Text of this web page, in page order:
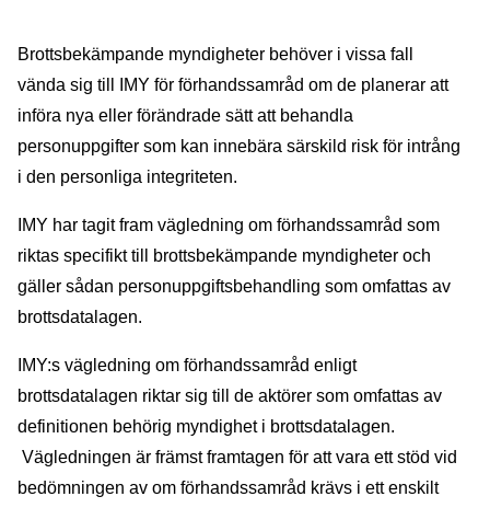
Brottsbekämpande myndigheter behöver i vissa fall
vända sig till IMY för förhandssamråd om de planerar att
införa nya eller förändrade sätt att behandla
personuppgifter som kan innebära särskild risk för intrång
i den personliga integriteten.
IMY har tagit fram vägledning om förhandssamråd som
riktas specifikt till brottsbekämpande myndigheter och
gäller sådan personuppgiftsbehandling som omfattas av
brottsdatalagen.
IMY:s vägledning om förhandssamråd enligt
brottsdatalagen riktar sig till de aktörer som omfattas av
definitionen behörig myndighet i brottsdatalagen.
Vägledningen är främst framtagen för att vara ett stöd vid
bedömningen av om förhandssamråd krävs i ett enskilt